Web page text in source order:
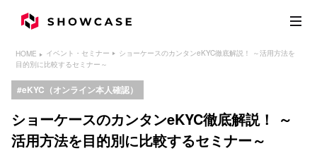
HOME イベント・セミナー
ショーケースのカンタンeKYC徹底解説！ ～活用方法を
目的別に比較するセミナー～
eKYC（オンライン本人確認）
ショーケースのカンタンeKYC徹底解説！ ～
活用方法を目的別に比較するセミナー～